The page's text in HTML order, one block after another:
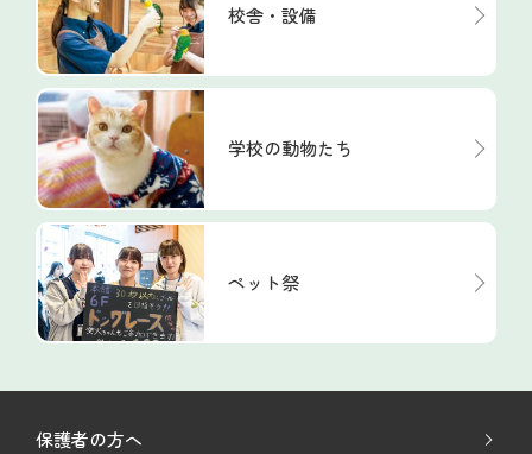
校舎・設備
学校の動物たち
ペット祭
保護者の方へ